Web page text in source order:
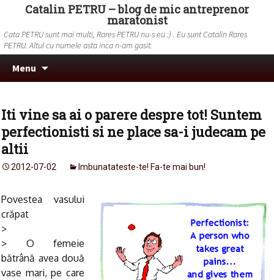
Catalin PETRU – blog de mic antreprenor
maratonist
Cata PETRU sunt mai multi, Rares PETRU nu-s eu :) . Eu sunt Catalin Rares
PETRU. Altul cu numele asta inca n-am gasit.
Menu
Iti vine sa ai o parere despre tot! Suntem
perfectionisti si ne place sa-i judecam pe
altii
2012-07-02 Imbunatateste-te! Fa-te mai bun!
Povestea vasului
crăpat
>
> O femeie
bătrână avea două
vase mari, pe care